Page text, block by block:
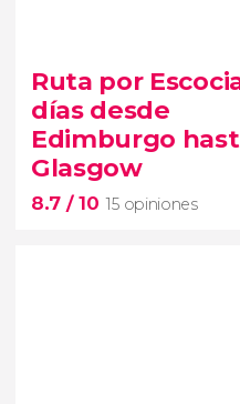
tour de 3 días por
Skye
Escocia
Potter
Ruta por
días desde
Edimburgo
Glasgow
8.7 / 10 15 opiniones